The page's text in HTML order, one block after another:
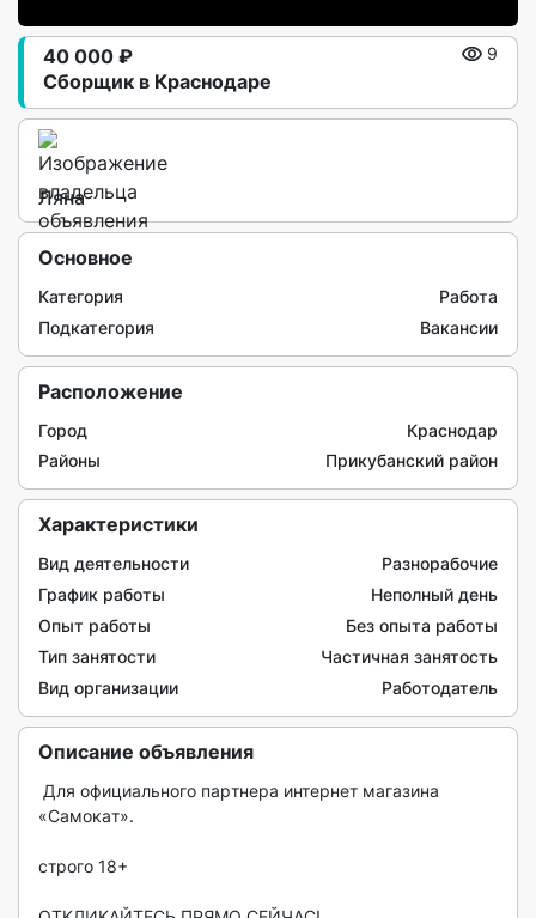
Сборщик в Краснодаре
40 000 ₽ 9
Ляна
Основное
Категория
Работа
Подкатегория
Вакансии
Расположение
Город
Краснодар
Районы
Прикубанский район
Характеристики
Вид деятельности
Разнорабочие
График работы
Неполный день
Опыт работы
Без опыта работы
Тип занятости
Частичная занятость
Вид организации
Работодатель
Описание объявления
«Самокaт».
строгo 18+